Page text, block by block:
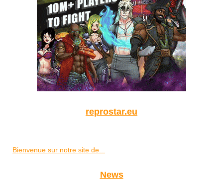
reprostar.eu
Bienvenue sur notre site de...
News